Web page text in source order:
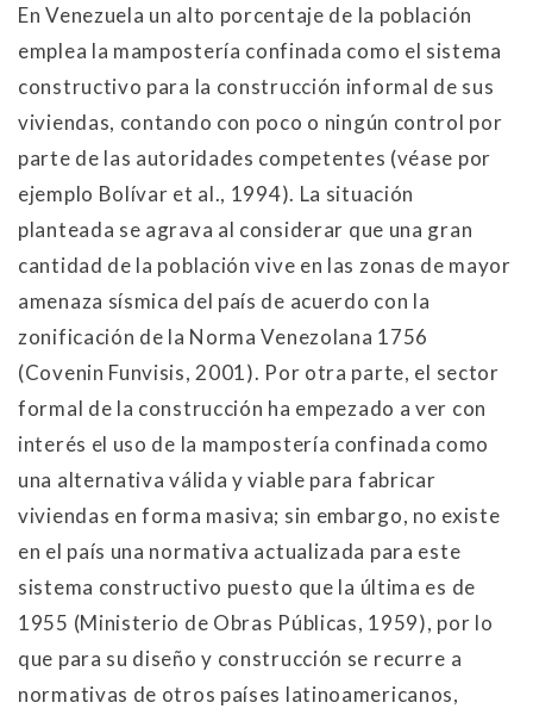
En Venezuela un alto porcentaje de la población
emplea la mampostería confinada como el sistema
constructivo para la construcción informal de sus
viviendas, contando con poco o ningún control por
parte de las autoridades competentes (véase por
ejemplo Bolívar et al., 1994). La situación
planteada se agrava al considerar que una gran
cantidad de la población vive en las zonas de mayor
amenaza sísmica del país de acuerdo con la
zonificación de la Norma Venezolana 1756
(Covenin Funvisis, 2001). Por otra parte, el sector
formal de la construcción ha empezado a ver con
interés el uso de la mampostería confinada como
una alternativa válida y viable para fabricar
viviendas en forma masiva; sin embargo, no existe
en el país una normativa actualizada para este
sistema constructivo puesto que la última es de
1955 (Ministerio de Obras Públicas, 1959), por lo
que para su diseño y construcción se recurre a
normativas de otros países latinoamericanos,